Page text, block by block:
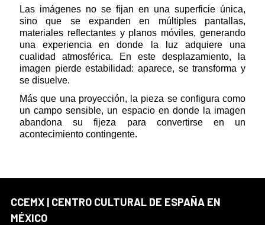
Las imágenes no se fijan en una superficie única,
sino que se expanden en múltiples pantallas,
materiales reflectantes y planos móviles, generando
una experiencia en donde la luz adquiere una
cualidad atmosférica. En este desplazamiento, la
imagen pierde estabilidad: aparece, se transforma y
se disuelve.
Más que una proyección, la pieza se configura como
un campo sensible, un espacio en donde la imagen
abandona su fijeza para convertirse en un
acontecimiento contingente.
CCEMX | CENTRO CULTURAL DE ESPAÑA EN
MÉXICO